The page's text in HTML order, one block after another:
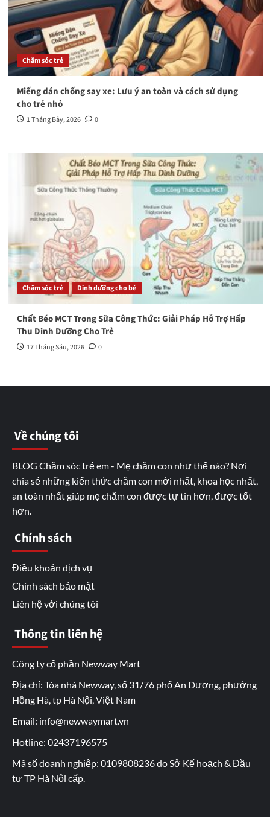
Chăm sóc trẻ
Miếng dán chống say xe: Lưu ý an toàn và cách sử dụng
cho trẻ nhỏ
1 Tháng Bảy, 2026 0
Chăm sóc trẻ Dinh dưỡng cho bé
Chất Béo MCT Trong Sữa Công Thức: Giải Pháp Hỗ Trợ Hấp
Thu Dinh Dưỡng Cho Trẻ
17 Tháng Sáu, 2026 0
Về chúng tôi
BLOG Chăm sóc trẻ em - Mẹ chăm con như thế nào? Nơi
chia sẻ những kiến thức chăm con mới nhất, khoa học nhất,
an toàn nhất giúp mẹ chăm con được tự tin hơn, được tốt
hơn.
Chính sách
Điều khoản dịch vụ
Chính sách bảo mật
Liên hệ với chúng tôi
Thông tin liên hệ
Công ty cổ phần Newway Mart
Địa chỉ: Tòa nhà Newway, số 31/76 phố An Dương, phường
Hồng Hà, tp Hà Nội, Việt Nam
Email: info@newwaymart.vn
Hotline: 02437196575
Mã số doanh nghiệp: 0109808236 do Sở Kế hoạch & Đầu
tư TP Hà Nội cấp.